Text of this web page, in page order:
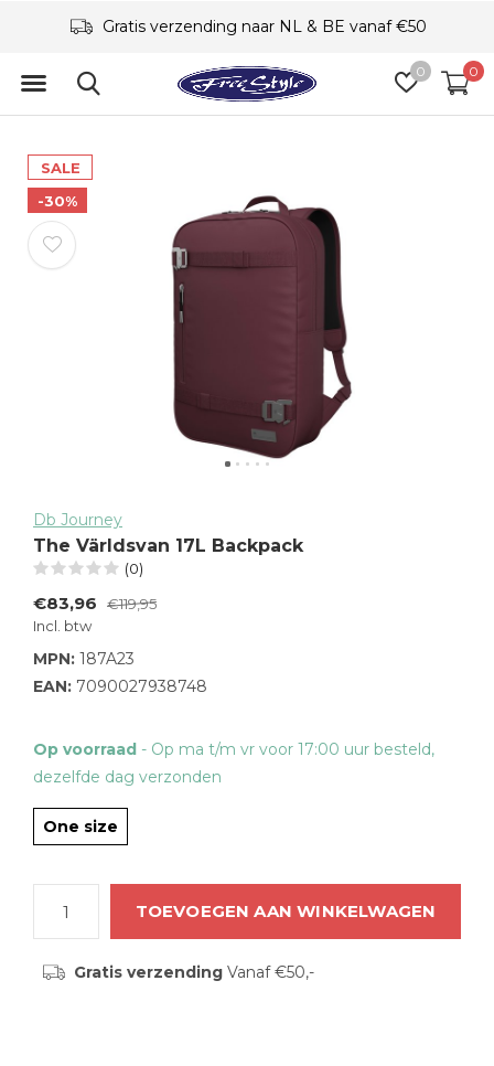
0 0
Gratis verzending naar NL & BE vanaf €50
SALE
-30%
Db Journey
The Världsvan 17L Backpack
(0)
€83,96
€119,95
Incl. btw
MPN: 187A23
EAN: 7090027938748
Op voorraad - Op ma t/m vr voor 17:00 uur besteld,
dezelfde dag verzonden
One size
TOEVOEGEN AAN WINKELWAGEN
Gratis verzendingVanaf €50,-